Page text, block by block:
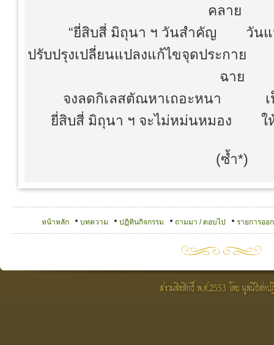
คลาย
“ยี่สิบสี่ มิถุนา ฯ วันสำคัญ วันแป
ปรับปรุงเปลี่ยนแปลงแก้ไขจุดประกาย
ฉาย
จงลดกิเลสตัณหาเถอะหนา เ
ยี่สิบสี่ มิถุนา ฯ จะไม่หม่นหมอง ให้
(ซ้ำ*)
หน้าหลัก บทความ ปฏิทินกิจกรรม ถามมา / ตอบไป รายการออ